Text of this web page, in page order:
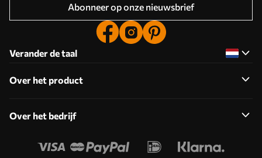
Abonneer op onze nieuwsbrief
Verander de taal
Over het product
Over het bedrijf